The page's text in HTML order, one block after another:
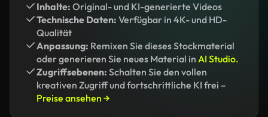
Inhalte: Original- und KI-generierte Videos
Technische Daten: Verfügbar in 4K- und HD-
Qualität
Anpassung: Remixen Sie dieses Stockmaterial
oder generieren Sie neues Material in AI Studio.
Zugriffsebenen: Schalten Sie den vollen
kreativen Zugriff und fortschrittliche KI frei –
Preise ansehen →